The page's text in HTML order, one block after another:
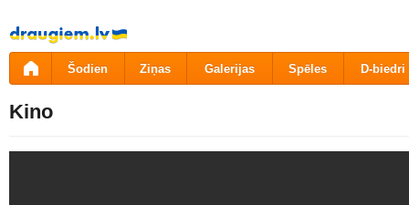
Pāriet
uz
saturu
Šodien Ziņas Galerijas Spēles D-biedri
Kino